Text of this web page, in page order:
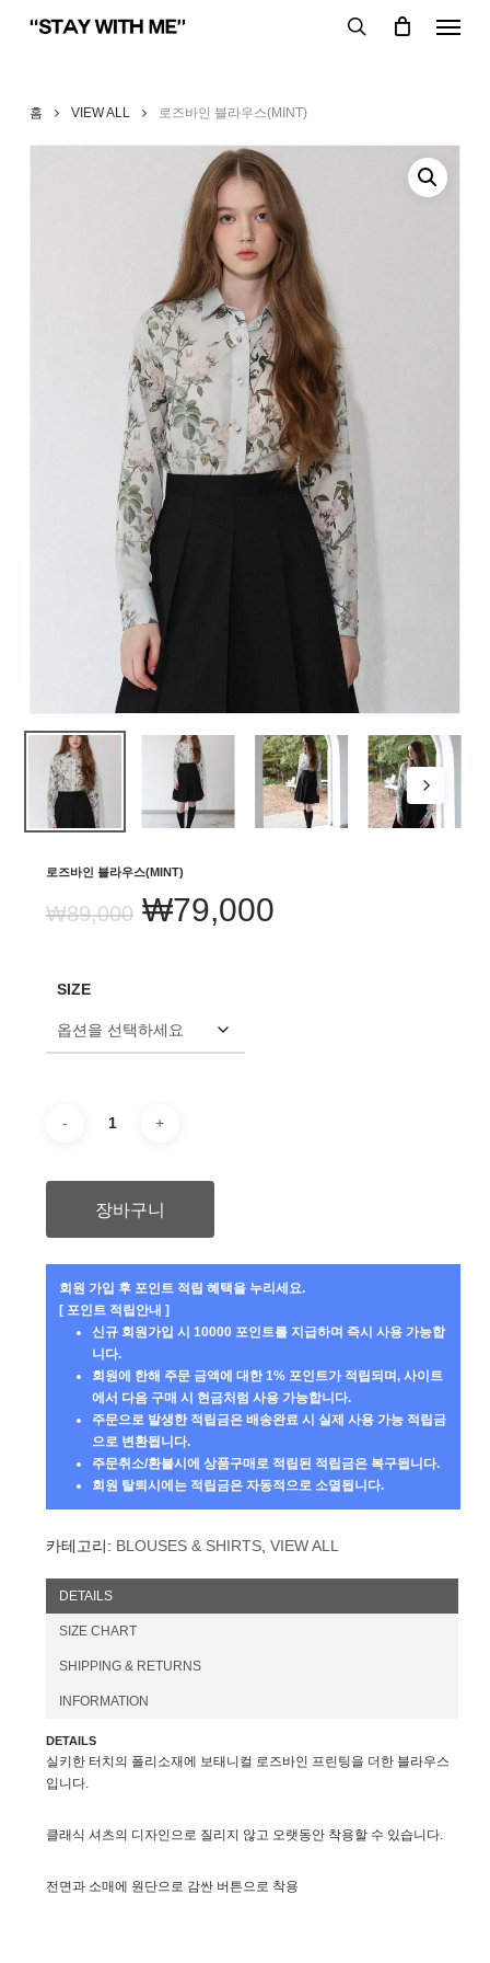
Menu
홈 VIEW ALL 로즈바인 블라우스(MINT)
로즈바인 블라우스(MINT)
₩89,000 원
₩89,000.
₩79,000현
SIZE
장바구니
회원 가입 후 포인트 적립 혜택을 누리세요.
[ 포인트 적립안내 ]
신규 회원가입 시 10000 포인트를 지급하며 즉시 사용 가능합
니다.
회원에 한해 주문 금액에 대한 1% 포인트가 적립되며, 사이트
에서 다음 구매 시 현금처럼 사용 가능합니다.
주문으로 발생한 적립금은 배송완료 시 실제 사용 가능 적립금
으로 변환됩니다.
주문취소/환불시에 상품구매로 적립된 적립금은 복구됩니다.
회원 탈퇴시에는 적립금은 자동적으로 소멸됩니다.
카테고리: BLOUSES & SHIRTS, VIEW ALL
DETAILS
SIZE CHART
SHIPPING & RETURNS
INFORMATION
DETAILS
실키한 터치의 폴리소재에 보태니컬 로즈바인 프린팅을 더한 블라우스
입니다.
클래식 셔츠의 디자인으로 질리지 않고 오랫동안 착용할 수 있습니다.
전면과 소매에 원단으로 감싼 버튼으로 착용